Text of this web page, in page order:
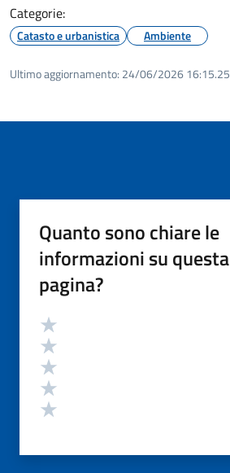
Categorie:
Catasto e urbanistica Ambiente
Ultimo aggiornamento: 24/06/2026 16:15.25
Quanto sono chiare le
informazioni su questa
pagina?
Valutazione